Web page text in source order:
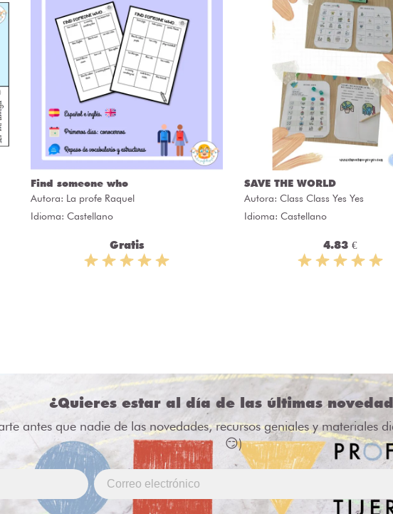
Find someone who
Autora: La profe Raquel
Idioma: Castellano
Gratis
SAVE THE WORLD
Autora: Class Class Yes Yes
Idioma: Castellano
4.83 €
¿Quieres estar al día de las últimas
antes que nadie de las novedades, recursos geniales y materiales
😏)